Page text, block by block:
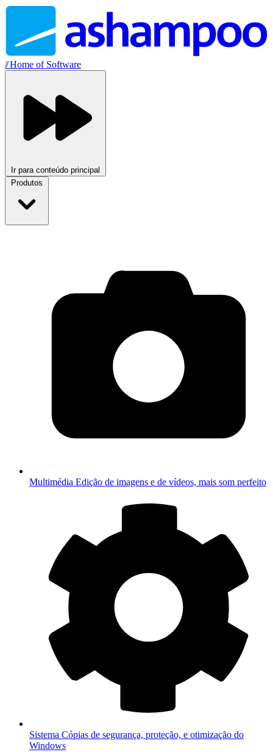
//Home of Software
Ir para conteúdo principal
Produtos
Multimédia Edição de imagens e de vídeos, mais som perfeito
Sistema Cópias de segurança, proteção, e otimização do
Windows